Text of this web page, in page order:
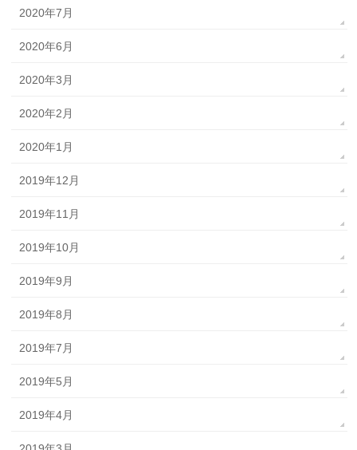
2020年7月
2020年6月
2020年3月
2020年2月
2020年1月
2019年12月
2019年11月
2019年10月
2019年9月
2019年8月
2019年7月
2019年5月
2019年4月